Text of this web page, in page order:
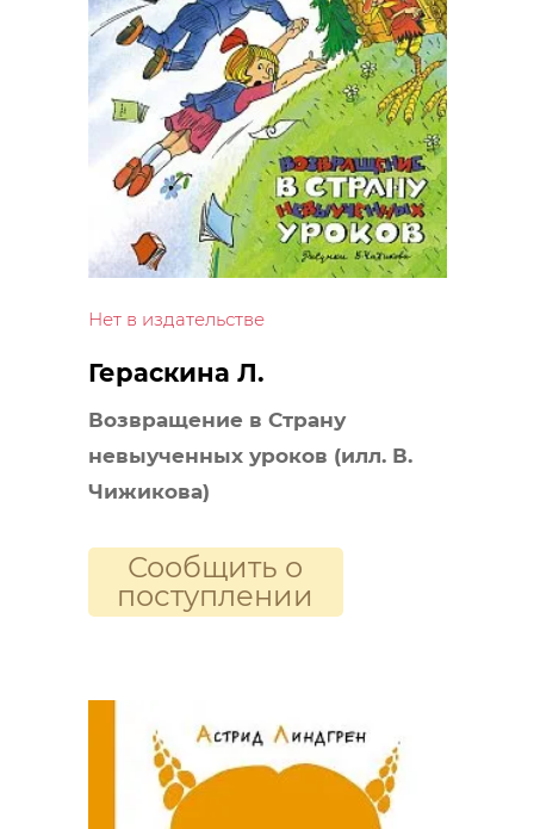
Нет в издательстве
Гераскина Л.
Возвращение в Страну
невыученных уроков (илл. В.
Чижикова)
Сообщить о
поступлении